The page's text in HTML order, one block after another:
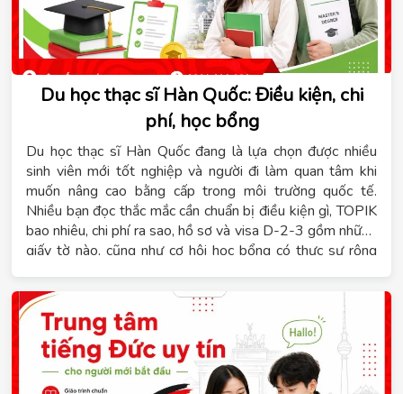
Du học thạc sĩ Hàn Quốc: Điều kiện, chi
phí, học bổng
Du học thạc sĩ Hàn Quốc đang là lựa chọn được nhiều
sinh viên mới tốt nghiệp và người đi làm quan tâm khi
muốn nâng cao bằng cấp trong môi trường quốc tế.
Nhiều bạn đọc thắc mắc cần chuẩn bị điều kiện gì, TOPIK
bao nhiêu, chi phí ra sao, hồ sơ và visa D-2-3 gồm những
giấy tờ nào, cũng như cơ hội học bổng có thực sự rộng
đầy đủ những thông tin này để bạn có cái nhìn rõ ràng
trước khi xây dựng lộ trình phù hợp với năng lực học tập
và ngân sách cá nhân.